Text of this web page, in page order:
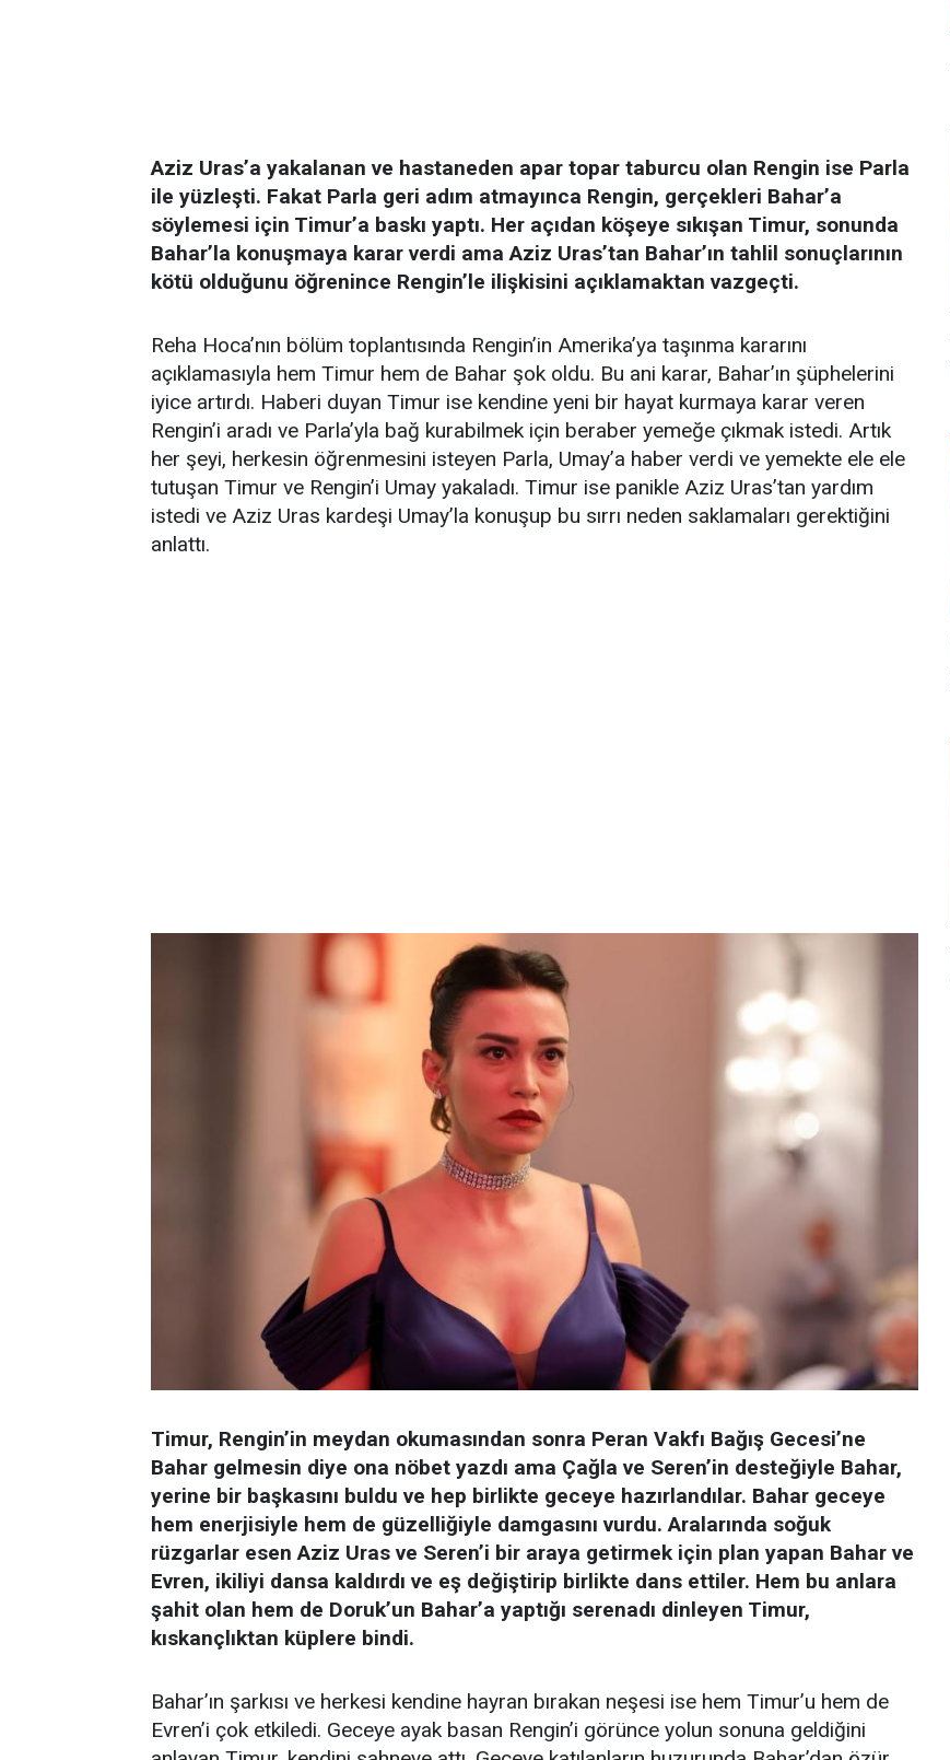
Aziz Uras’a yakalanan ve hastaneden apar topar taburcu olan Rengin ise Parla
ile yüzleşti. Fakat Parla geri adım atmayınca Rengin, gerçekleri Bahar’a
söylemesi için Timur’a baskı yaptı. Her açıdan köşeye sıkışan Timur, sonunda
Bahar’la konuşmaya karar verdi ama Aziz Uras’tan Bahar’ın tahlil sonuçlarının
kötü olduğunu öğrenince Rengin’le ilişkisini açıklamaktan vazgeçti.
Reha Hoca’nın bölüm toplantısında Rengin’in Amerika’ya taşınma kararını
açıklamasıyla hem Timur hem de Bahar şok oldu. Bu ani karar, Bahar’ın şüphelerini
iyice artırdı. Haberi duyan Timur ise kendine yeni bir hayat kurmaya karar veren
Rengin’i aradı ve Parla’yla bağ kurabilmek için beraber yemeğe çıkmak istedi. Artık
her şeyi, herkesin öğrenmesini isteyen Parla, Umay’a haber verdi ve yemekte ele ele
tutuşan Timur ve Rengin’i Umay yakaladı. Timur ise panikle Aziz Uras’tan yardım
istedi ve Aziz Uras kardeşi Umay’la konuşup bu sırrı neden saklamaları gerektiğini
anlattı.
Timur, Rengin’in meydan okumasından sonra Peran Vakfı Bağış Gecesi’ne
Bahar gelmesin diye ona nöbet yazdı ama Çağla ve Seren’in desteğiyle Bahar,
yerine bir başkasını buldu ve hep birlikte geceye hazırlandılar. Bahar geceye
hem enerjisiyle hem de güzelliğiyle damgasını vurdu. Aralarında soğuk
rüzgarlar esen Aziz Uras ve Seren’i bir araya getirmek için plan yapan Bahar ve
Evren, ikiliyi dansa kaldırdı ve eş değiştirip birlikte dans ettiler. Hem bu anlara
şahit olan hem de Doruk’un Bahar’a yaptığı serenadı dinleyen Timur,
kıskançlıktan küplere bindi.
Bahar’ın şarkısı ve herkesi kendine hayran bırakan neşesi ise hem Timur’u hem de
Evren’i çok etkiledi. Geceye ayak basan Rengin’i görünce yolun sonuna geldiğini